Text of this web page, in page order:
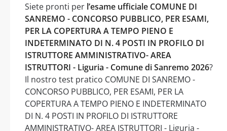
Siete pronti per l’esame ufficiale COMUNE DI
SANREMO - CONCORSO PUBBLICO, PER ESAMI,
PER LA COPERTURA A TEMPO PIENO E
INDETERMINATO DI N. 4 POSTI IN PROFILO DI
ISTRUTTORE AMMINISTRATIVO- AREA
ISTRUTTORI - Liguria - Comune di Sanremo 2026?
Il nostro test pratico COMUNE DI SANREMO -
CONCORSO PUBBLICO, PER ESAMI, PER LA
COPERTURA A TEMPO PIENO E INDETERMINATO
DI N. 4 POSTI IN PROFILO DI ISTRUTTORE
AMMINISTRATIVO- AREA ISTRUTTORI - Liguria -